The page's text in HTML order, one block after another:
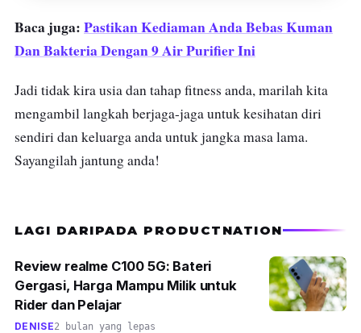
Baca juga:Pastikan Kediaman Anda Bebas Kuman
Dan Bakteria Dengan 9 Air Purifier Ini
Jadi tidak kira usia dan tahap fitness anda, marilah kita
mengambil langkah berjaga-jaga untuk kesihatan diri
sendiri dan keluarga anda untuk jangka masa lama.
Sayangilah jantung anda!
LAGI DARIPADA PRODUCTNATION
Review realme C100 5G: Bateri
Gergasi, Harga Mampu Milik untuk
Rider dan Pelajar
DENISE2 bulan yang lepas